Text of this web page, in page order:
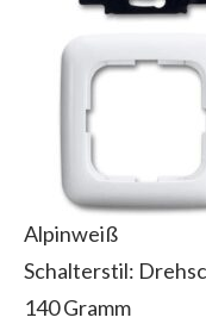
Alpinweiß
Schalterstil:
140 Gramm